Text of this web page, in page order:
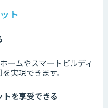
ト
ームやスマートビルディ
実現できます。
を享受できる